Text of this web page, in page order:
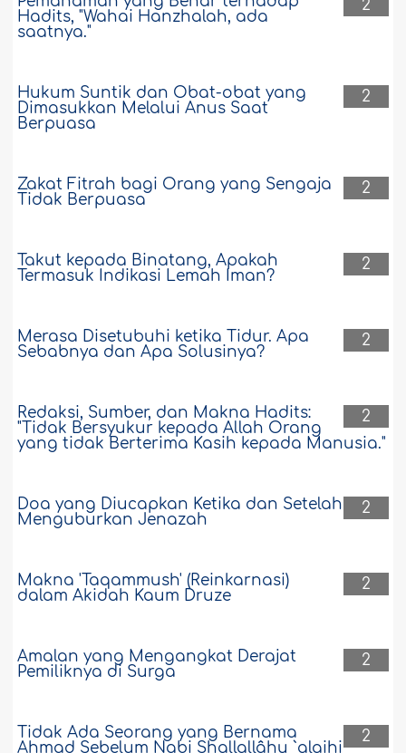
2
Hadits, "Wahai Hanzhalah, ada
saatnya."
2
Hukum Suntik dan Obat-obat yang
Dimasukkan Melalui Anus Saat
Berpuasa
2
Zakat Fitrah bagi Orang yang Sengaja
Tidak Berpuasa
2
Takut kepada Binatang, Apakah
Termasuk Indikasi Lemah Iman?
2
Merasa Disetubuhi ketika Tidur. Apa
Sebabnya dan Apa Solusinya?
2
Redaksi, Sumber, dan Makna Hadits:
"Tidak Bersyukur kepada Allah Orang
yang tidak Berterima Kasih kepada Manusia."
2
Doa yang Diucapkan Ketika dan Setelah
Menguburkan Jenazah
2
Makna 'Taqammush' (Reinkarnasi)
dalam Akidah Kaum Druze
2
Amalan yang Mengangkat Derajat
Pemiliknya di Surga
2
Tidak Ada Seorang yang Bernama
Ahmad Sebelum Nabi Shallallâhu `alaihi